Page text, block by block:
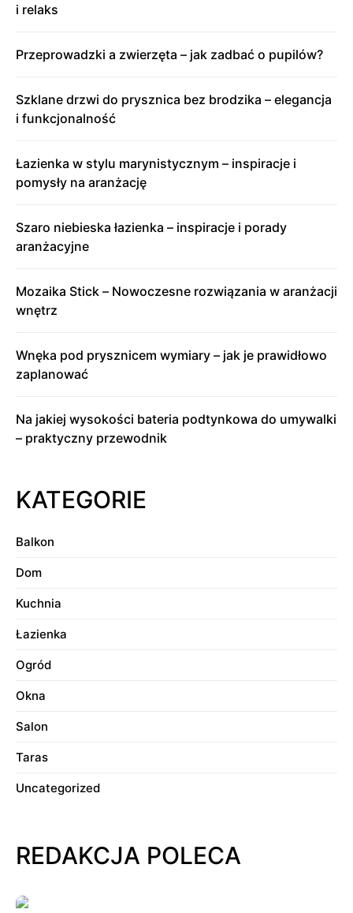
i relaks
Przeprowadzki a zwierzęta – jak zadbać o pupilów?
Szklane drzwi do prysznica bez brodzika – elegancja
i funkcjonalność
Łazienka w stylu marynistycznym – inspiracje i
pomysły na aranżację
Szaro niebieska łazienka – inspiracje i porady
aranżacyjne
Mozaika Stick – Nowoczesne rozwiązania w aranżacji
wnętrz
Wnęka pod prysznicem wymiary – jak je prawidłowo
zaplanować
Na jakiej wysokości bateria podtynkowa do umywalki
– praktyczny przewodnik
KATEGORIE
Balkon
Dom
Kuchnia
Łazienka
Ogród
Okna
Salon
Taras
Uncategorized
REDAKCJA POLECA